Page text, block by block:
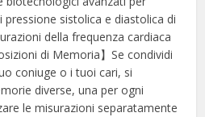
sistolica e diastolica di
della frequenza cardiaca
di Memoria】Se condividi
coniuge o i tuoi cari, si
diverse, una per ogni
le misurazioni separatamente